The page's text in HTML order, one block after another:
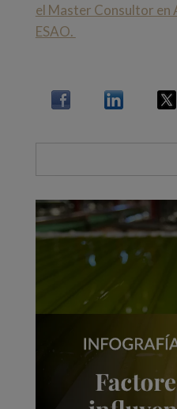
el Master Consultor en
ESAO.